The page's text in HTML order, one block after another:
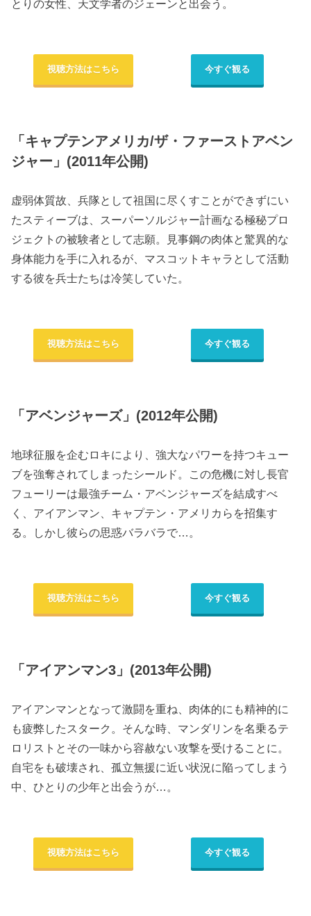
とりの女性、天文学者のジェーンと出会う。
視聴方法はこちら 今すぐ観る
「キャプテンアメリカ/ザ・ファーストアベン
ジャー」(2011年公開)
虚弱体質故、兵隊として祖国に尽くすことができずにい
たスティーブは、スーパーソルジャー計画なる極秘プロ
ジェクトの被験者として志願。見事鋼の肉体と驚異的な
身体能力を手に入れるが、マスコットキャラとして活動
する彼を兵士たちは冷笑していた。
視聴方法はこちら 今すぐ観る
「アベンジャーズ」(2012年公開)
地球征服を企むロキにより、強大なパワーを持つキュー
ブを強奪されてしまったシールド。この危機に対し長官
フューリーは最強チーム・アベンジャーズを結成すべ
く、アイアンマン、キャプテン・アメリカらを招集す
る。しかし彼らの思惑バラバラで…。
視聴方法はこちら 今すぐ観る
「アイアンマン3」(2013年公開)
アイアンマンとなって激闘を重ね、肉体的にも精神的に
も疲弊したスターク。そんな時、マンダリンを名乗るテ
ロリストとその一味から容赦ない攻撃を受けることに。
自宅をも破壊され、孤立無援に近い状況に陥ってしまう
中、ひとりの少年と出会うが…。
視聴方法はこちら 今すぐ観る